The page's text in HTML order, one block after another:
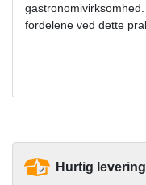
fordelene ved dette
Hurtig levering